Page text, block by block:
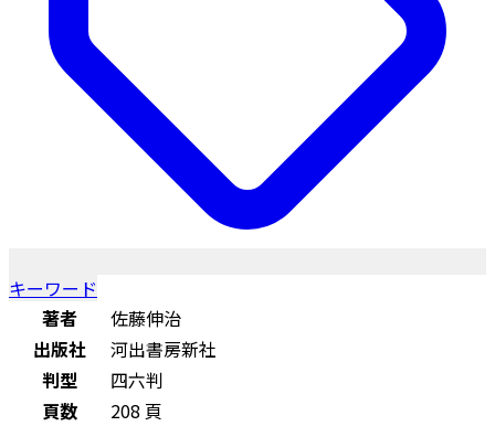
キーワード
著者
佐藤伸治
出版社
河出書房新社
判型
四六判
頁数
208 頁